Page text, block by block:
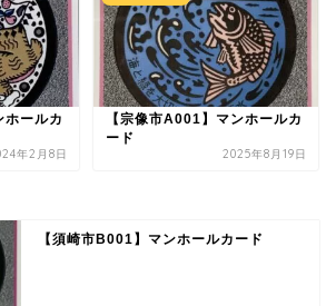
ホールカ
年2月8日
【宗像市A001】マンホールカ
ード
2025年8月19日
【須崎市B001】マンホールカード